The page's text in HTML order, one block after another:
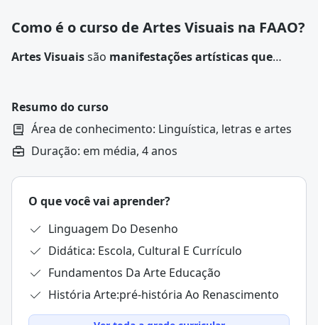
Como é o curso de Artes Visuais na FAAO?
Artes Visuaissão manifestações artísticas que
expressar ideias e emoções.
Resumo do curso
Área de conhecimento: Linguística, letras e artes
Duração: em média, 4 anos
O que você vai aprender?
Linguagem Do Desenho
Didática: Escola, Cultural E Currículo
Fundamentos Da Arte Educação
História Arte:pré-história Ao Renascimento